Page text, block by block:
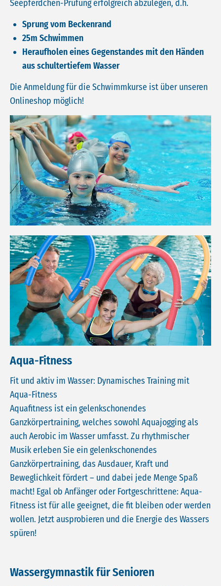
Seepferdchen-Prüfung erfolgreich abzulegen, d.h.
Sprung vom Beckenrand
25m Schwimmen
Heraufholen eines Gegenstandes mit den Händen
aus schultertiefem Wasser
Die Anmeldung für die Schwimmkurse ist über unseren
Onlineshop möglich!
Aqua-Fitness
Fit und aktiv im Wasser: Dynamisches Training mit
Aqua-Fitness
Aquafitness ist ein gelenkschonendes
Ganzkörpertraining, welches sowohl Aquajogging als
auch Aerobic im Wasser umfasst. Zu rhythmischer
Musik erleben Sie ein gelenkschonendes
Ganzkörpertraining, das Ausdauer, Kraft und
Beweglichkeit fördert – und dabei jede Menge Spaß
macht! Egal ob Anfänger oder Fortgeschrittene: Aqua-
Fitness ist für alle geeignet, die fit bleiben oder werden
wollen. Jetzt ausprobieren und die Energie des Wassers
spüren!
Wassergymnastik für Senioren